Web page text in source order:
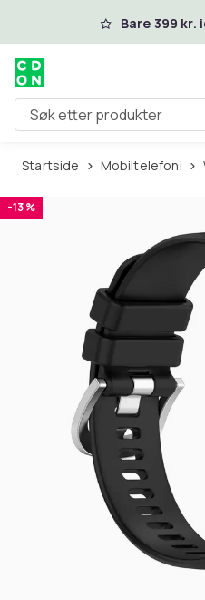
Hopp til hovedinnhold
Bare 399
Søk etter produkter
Startside Mobiltelefoni
-13 %